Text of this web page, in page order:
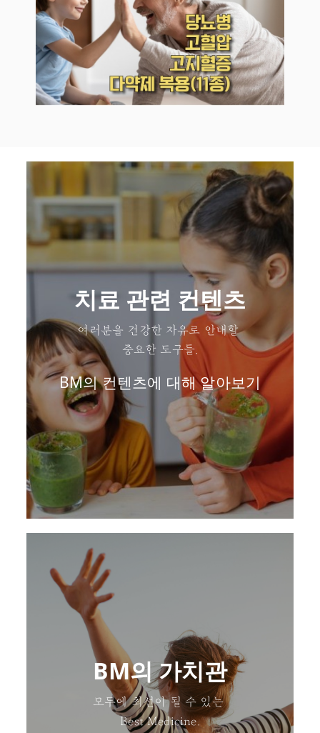
치료 관련 컨텐츠
여러분을 건강한 자유로 안내할
중요한 도구들.
BM의 컨텐츠에 대해 알아보기
BM의 가치관
모두에 최선이 될 수 있는
Best Medicine.